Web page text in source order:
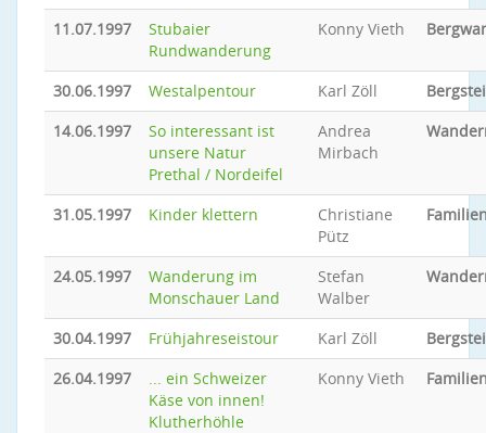
11.07.1997
Stubaier
Rundwanderung
Konny Vieth
30.06.1997 Westalpentour Karl Zöll
14.06.1997
So interessant ist
unsere Natur
Prethal / Nordeifel
Andrea
Mirbach
31.05.1997 Kinder klettern
Christiane
Pütz
24.05.1997
Wanderung im
Monschauer Land
Stefan
Walber
30.04.1997 Frühjahreseistour Karl Zöll
26.04.1997
... ein Schweizer
Käse von innen!
Klutherhöhle
Konny Vieth